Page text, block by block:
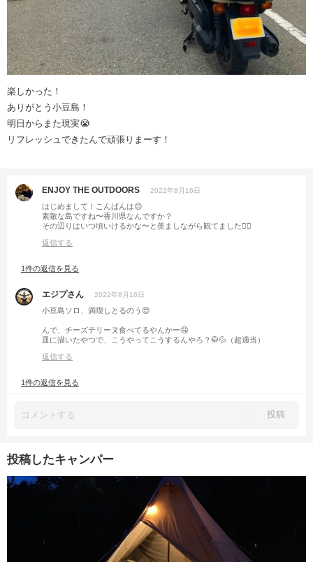
楽しかった！
ありがとう小豆島！
明日からまた現実😭
リフレッシュできたんで頑張りまーす！
ENJOY THE OUTDOORS 2022年8月16日
はじめまして！こんばんは😊
素敵な島ですね〜香川県なんですか？
その辺りはいつ頃いけるかな〜と羨ましながら観てました👍🏼
返信する
1件の返信を見る
エジプさん 2022年8月16日
小豆島ソロ、満喫しとるのう😍
んで、チーズテリーヌ食べてるやんかー🤤
皿に描いたやつで、こうやってこうするんやろ？🥋💦（超適当）
返信する
1件の返信を見る
投稿
投稿したキャンパー